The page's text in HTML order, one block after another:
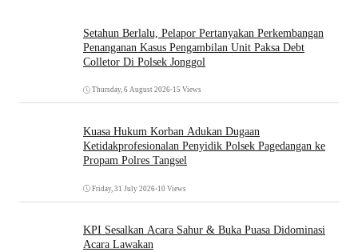
Setahun Berlalu, Pelapor Pertanyakan Perkembangan
Penanganan Kasus Pengambilan Unit Paksa Debt
Colletor Di Polsek Jonggol
Thursday, 6 August 2026•15 Views
Kuasa Hukum Korban Adukan Dugaan
Ketidakprofesionalan Penyidik Polsek Pagedangan ke
Propam Polres Tangsel
Friday, 31 July 2026•10 Views
KPI Sesalkan Acara Sahur & Buka Puasa Didominasi
Acara Lawakan